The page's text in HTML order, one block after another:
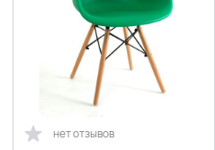
нет отзывов